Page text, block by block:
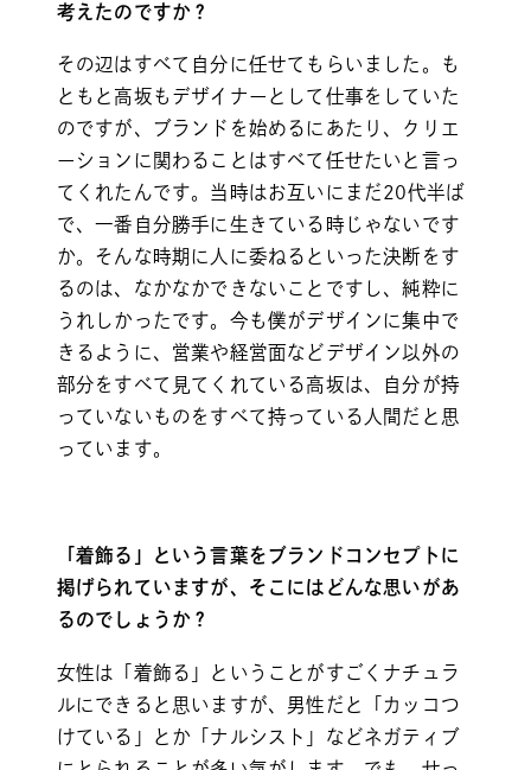
考えたのですか？
その辺はすべて自分に任せてもらいました。も
ともと高坂もデザイナーとして仕事をしていた
のですが、ブランドを始めるにあたり、クリエ
ーションに関わることはすべて任せたいと言っ
てくれたんです。当時はお互いにまだ20代半ば
で、一番自分勝手に生きている時じゃないです
か。そんな時期に人に委ねるといった決断をす
るのは、なかなかできないことですし、純粋に
うれしかったです。今も僕がデザインに集中で
きるように、営業や経営面などデザイン以外の
部分をすべて見てくれている高坂は、自分が持
っていないものをすべて持っている人間だと思
っています。
「着飾る」という言葉をブランドコンセプトに
掲げられていますが、そこにはどんな思いがあ
るのでしょうか？
女性は「着飾る」ということがすごくナチュラ
ルにできると思いますが、男性だと「カッコつ
けている」とか「ナルシスト」などネガティブ